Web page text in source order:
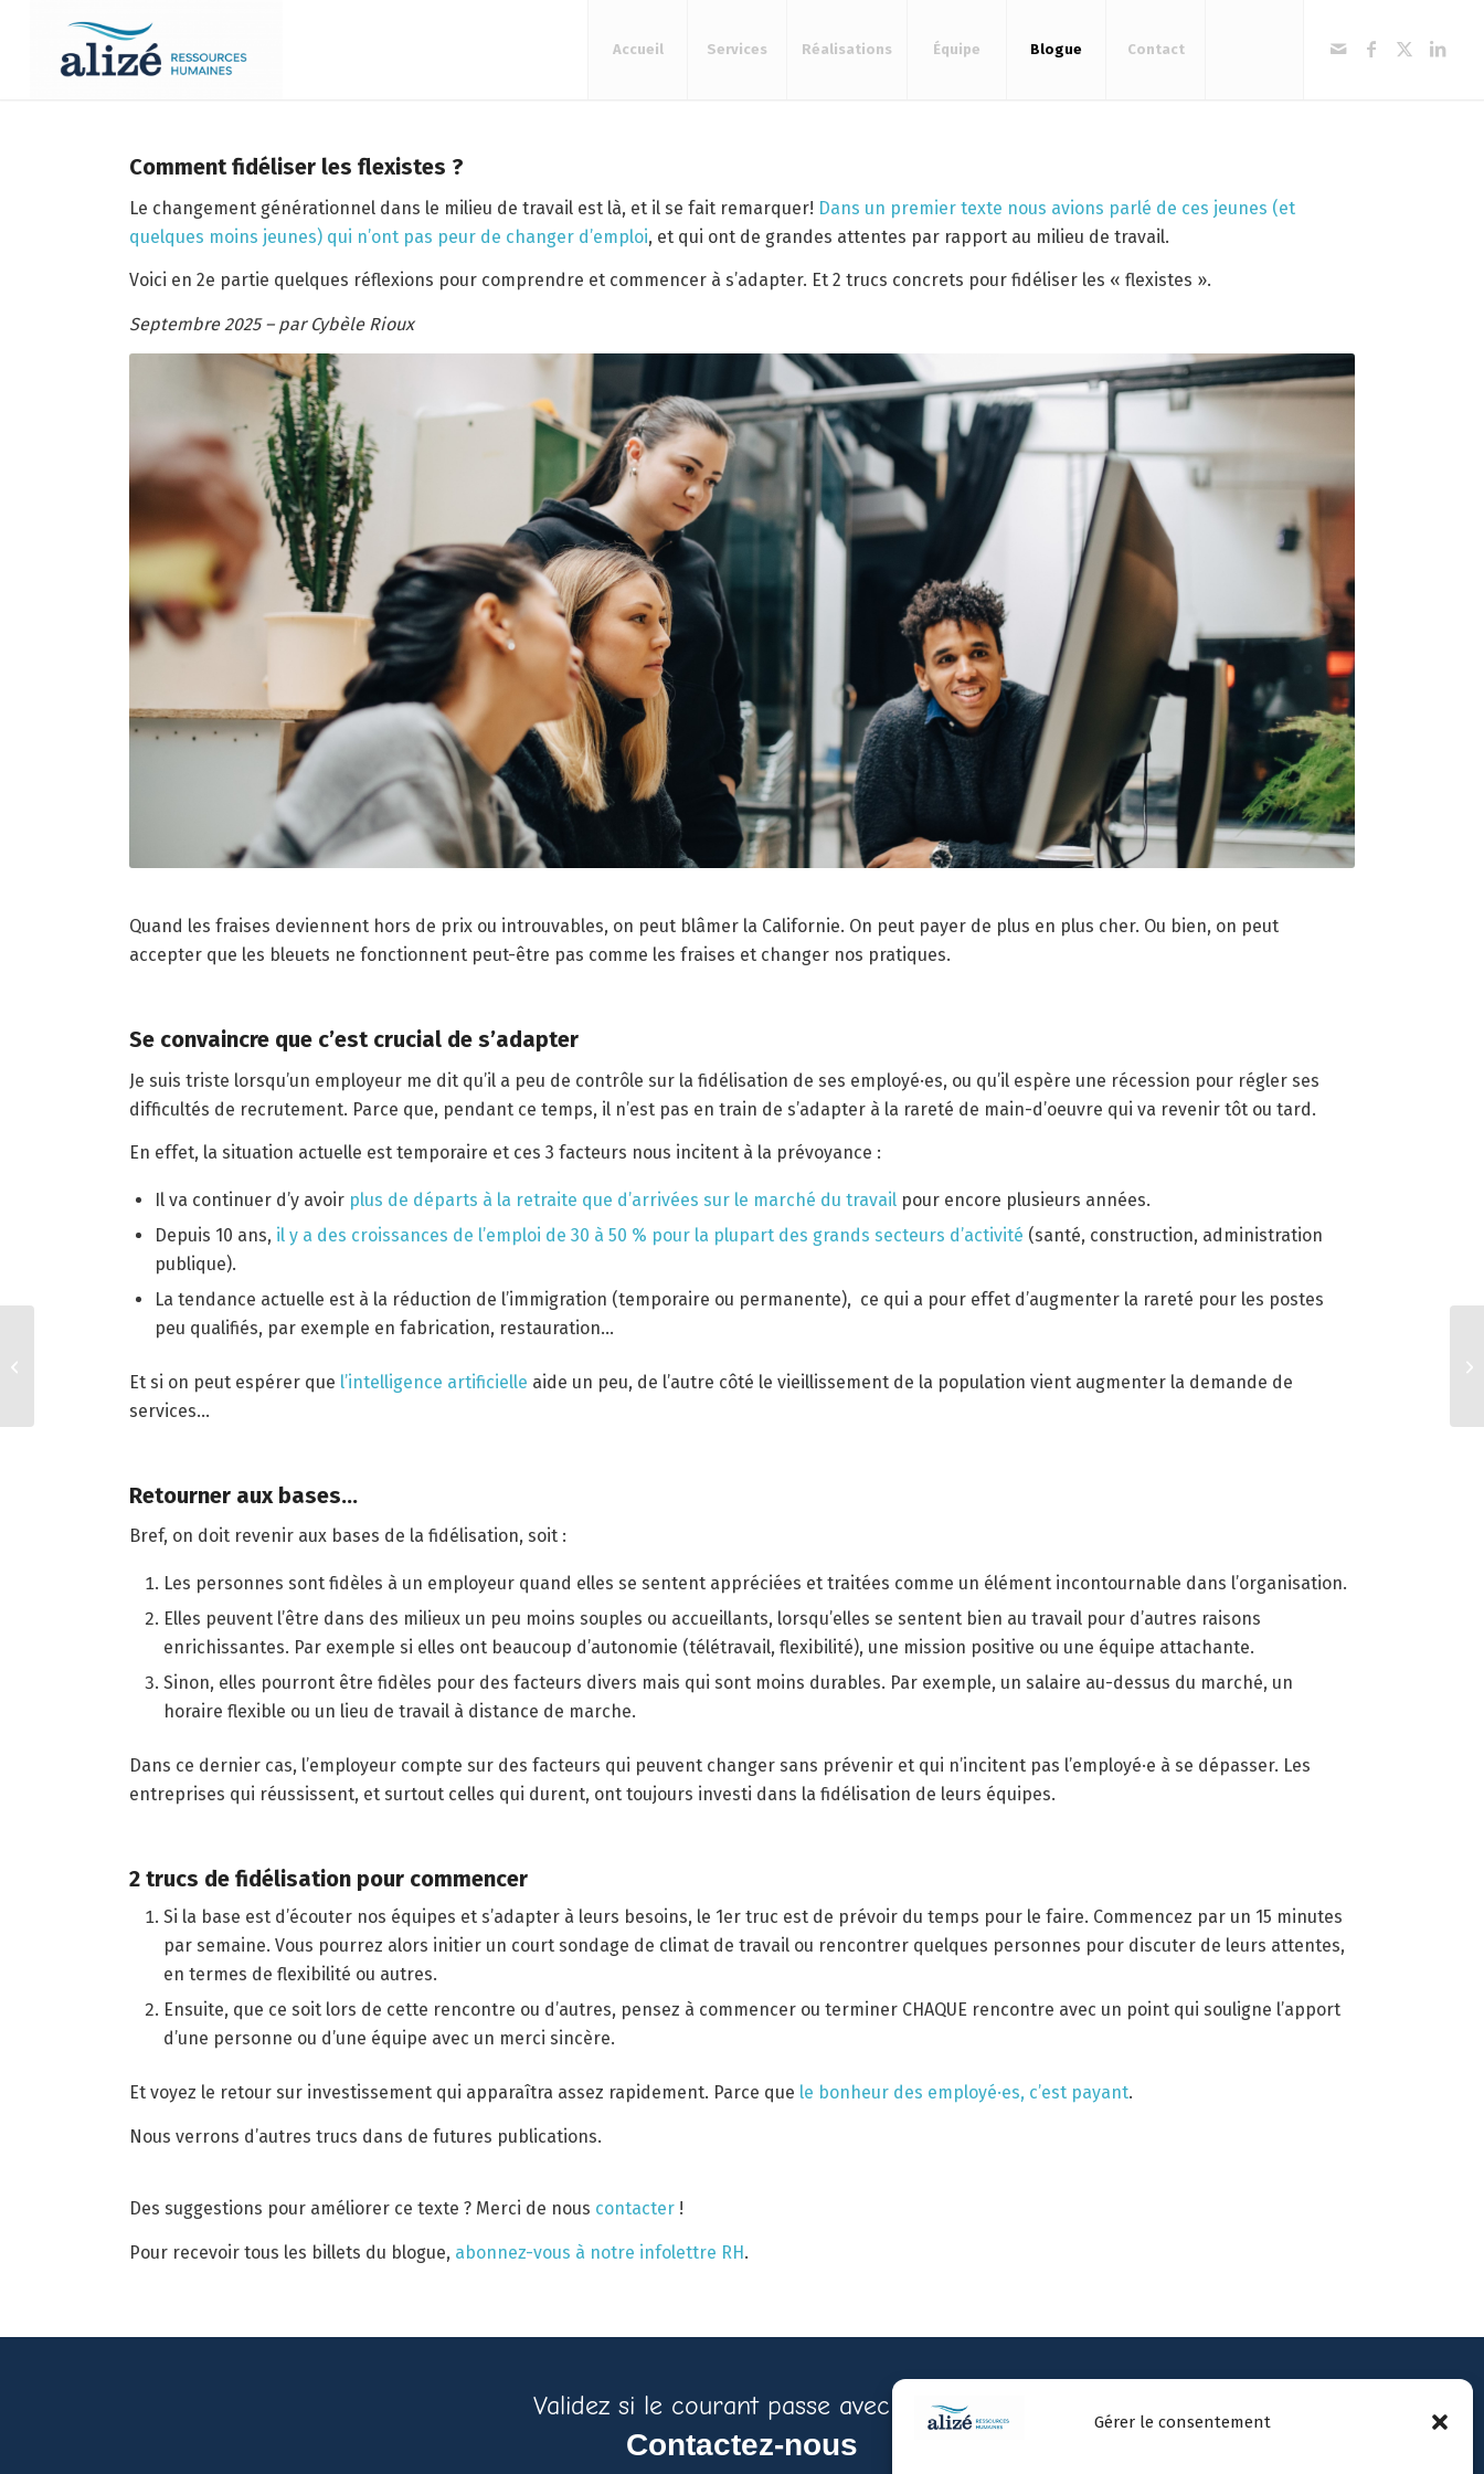
Gérer le consentement
Accueil Services Réalisations Équipe Blogue Contact
Comment fidéliser les flexistes ?
Le changement générationnel dans le milieu de travail est là, et il se fait remarquer! Dans un premier texte nous avions parlé de ces jeunes (et
quelques moins jeunes) qui n’ont pas peur de changer d’emploi, et qui ont de grandes attentes par rapport au milieu de travail.
Voici en 2e partie quelques réflexions pour comprendre et commencer à s’adapter. Et 2 trucs concrets pour fidéliser les « flexistes ».
Septembre 2025 – par Cybèle Rioux
Quand les fraises deviennent hors de prix ou introuvables, on peut blâmer la Californie. On peut payer de plus en plus cher. Ou bien, on peut
accepter que les bleuets ne fonctionnent peut-être pas comme les fraises et changer nos pratiques.
Se convaincre que c’est crucial de s’adapter
Je suis triste lorsqu’un employeur me dit qu’il a peu de contrôle sur la fidélisation de ses employé·es, ou qu’il espère une récession pour régler ses
difficultés de recrutement. Parce que, pendant ce temps, il n’est pas en train de s’adapter à la rareté de main-d’oeuvre qui va revenir tôt ou tard.
En effet, la situation actuelle est temporaire et ces 3 facteurs nous incitent à la prévoyance :
Il va continuer d’y avoir plus de départs à la retraite que d’arrivées sur le marché du travail pour encore plusieurs années.
Depuis 10 ans, il y a des croissances de l’emploi de 30 à 50 % pour la plupart des grands secteurs d’activité (santé, construction, administration
publique).
La tendance actuelle est à la réduction de l’immigration (temporaire ou permanente), ce qui a pour effet d’augmenter la rareté pour les postes
peu qualifiés, par exemple en fabrication, restauration…
Et si on peut espérer que l’intelligence artificielle aide un peu, de l’autre côté le vieillissement de la population vient augmenter la demande de
services…
Retourner aux bases…
Bref, on doit revenir aux bases de la fidélisation, soit :
Les personnes sont fidèles à un employeur quand elles se sentent appréciées et traitées comme un élément incontournable dans l’organisation.
Elles peuvent l’être dans des milieux un peu moins souples ou accueillants, lorsqu’elles se sentent bien au travail pour d’autres raisons
enrichissantes. Par exemple si elles ont beaucoup d’autonomie (télétravail, flexibilité), une mission positive ou une équipe attachante.
Sinon, elles pourront être fidèles pour des facteurs divers mais qui sont moins durables. Par exemple, un salaire au-dessus du marché, un
horaire flexible ou un lieu de travail à distance de marche.
Dans ce dernier cas, l’employeur compte sur des facteurs qui peuvent changer sans prévenir et qui n’incitent pas l’employé·e à se dépasser. Les
entreprises qui réussissent, et surtout celles qui durent, ont toujours investi dans la fidélisation de leurs équipes.
2 trucs de fidélisation pour commencer
Si la base est d’écouter nos équipes et s’adapter à leurs besoins, le 1er truc est de prévoir du temps pour le faire. Commencez par un 15 minutes
par semaine. Vous pourrez alors initier un court sondage de climat de travail ou rencontrer quelques personnes pour discuter de leurs attentes,
en termes de flexibilité ou autres.
Ensuite, que ce soit lors de cette rencontre ou d’autres, pensez à commencer ou terminer CHAQUE rencontre avec un point qui souligne l’apport
d’une personne ou d’une équipe avec un merci sincère.
Et voyez le retour sur investissement qui apparaîtra assez rapidement. Parce que le bonheur des employé·es, c’est payant.
Nous verrons d’autres trucs dans de futures publications.
Des suggestions pour améliorer ce texte ? Merci de nous contacter !
Pour recevoir tous les billets du blogue, abonnez-vous à notre infolettre RH.
Validez si le courant passe avec nous
Contactez-nous
La génération qui n’a